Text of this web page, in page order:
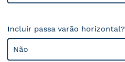
Incluir passa varão horizontal?
Não